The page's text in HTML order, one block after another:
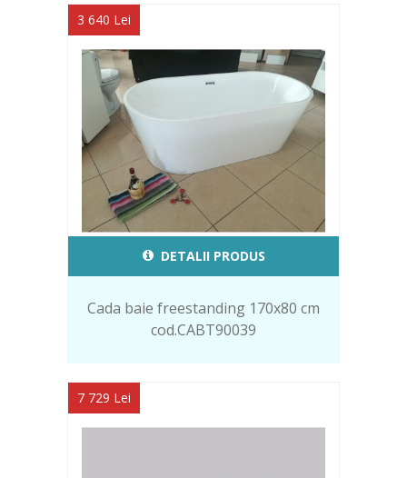
3 640 Lei
DETALII PRODUS
Cada baie freestanding 170x80 cm
cod.CABT90039
7 729 Lei